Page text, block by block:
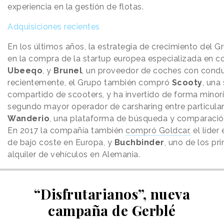
experiencia en la gestión de flotas.
Adquisiciones recientes
En los últimos años, la estrategia de crecimiento del
en la compra de la startup europea especializada en
Ubeeqo , y Brunel , un proveedor de coches con
recientemente, el Grupo también compró Scooty ,
compartido de scooters, y ha invertido de forma
segundo mayor operador de carsharing entre
Wanderio , una plataforma de búsqueda y
En 2017 la compañía también compró Goldcar, el líder
de bajo coste en Europa, y Buchbinder , uno de los
alquiler de vehículos en Alemania.
“Disfrutarianos”, nueva
campaña de Gerblé